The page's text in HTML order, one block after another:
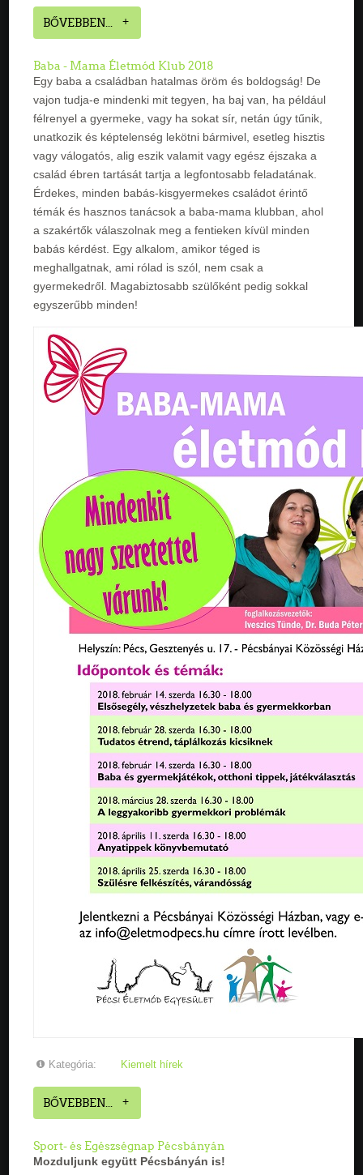
BŐVEBBEN...
Baba - Mama Életmód Klub 2018
Egy baba a családban hatalmas öröm és boldogság! De
vajon tudja-e mindenki mit tegyen, ha baj van, ha például
félrenyel a gyermeke, vagy ha sokat sír, netán úgy tűnik,
unatkozik és képtelenség lekötni bármivel, esetleg hisztis
vagy válogatós, alig eszik valamit vagy egész éjszaka a
család ébren tartását tartja a legfontosabb feladatának.
Érdekes, minden babás-kisgyermekes családot érintő
témák és hasznos tanácsok a baba-mama klubban, ahol
a szakértők válaszolnak meg a fentieken kívül minden
babás kérdést. Egy alkalom, amikor téged is
meghallgatnak, ami rólad is szól, nem csak a
gyermekedről. Magabiztosabb szülőként pedig sokkal
egyszerűbb minden!
Kategória: Kiemelt hírek
BŐVEBBEN...
Sport- és Egészségnap Pécsbányán
Mozduljunk együtt Pécsbányán is!